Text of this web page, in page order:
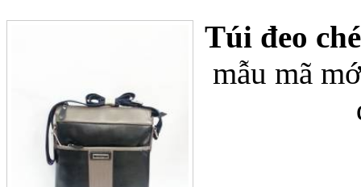
Ốp lưng Samsung
Túi đeo
mẫu mã